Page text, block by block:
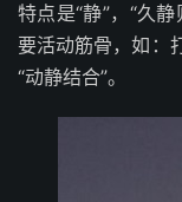
特点是“静”，“久
要活动筋骨，如：
“动静结合”。